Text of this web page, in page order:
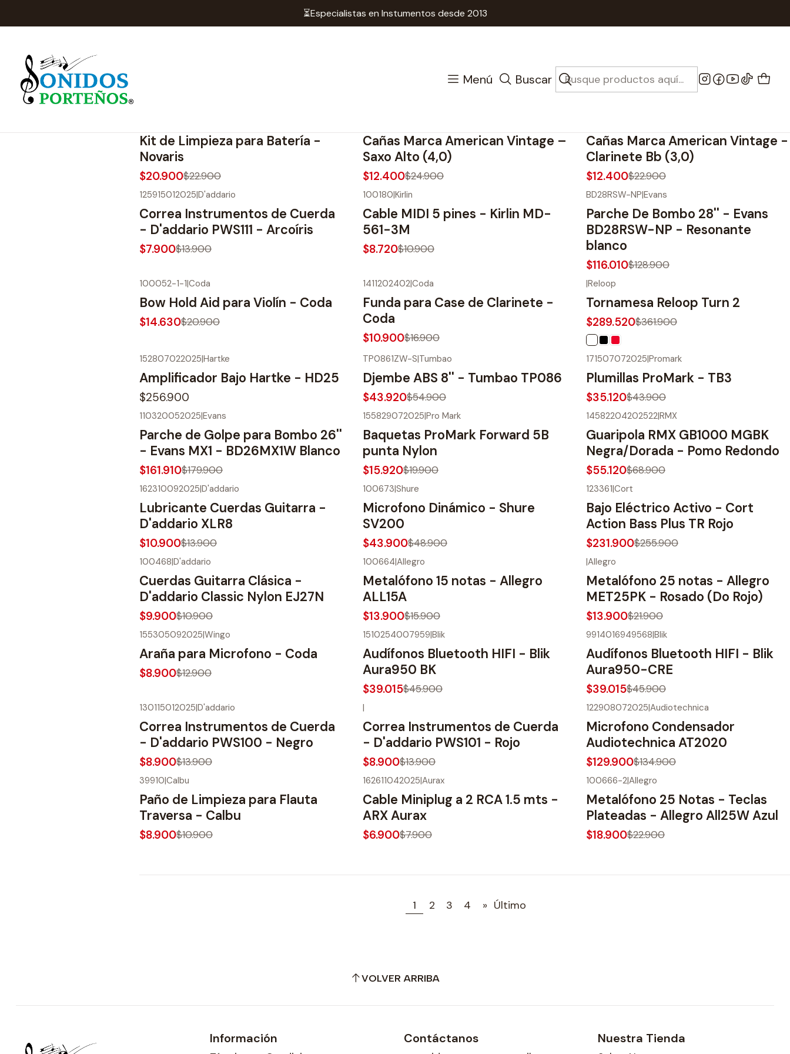
Menú Buscar
⏳Especialistas en Instumentos desde 2013
Inicio Ofertas!
Kit de Limpieza para Batería -
Novaris
$20.900$22.900
Cañas Marca American Vintage –
Saxo Alto (4,0)
$12.400$24.900
Cañas Marca American Vintage -
Clarinete Bb (3,0)
$12.400$22.900
125915012025|D'addario
Correa Instrumentos de Cuerda
- D'addario PWS111 - Arcoíris
$7.900$13.900
OFF
100180|Kirlin
Cable MIDI 5 pines - Kirlin MD-
561-3M
$8.720$10.900
BD28RSW-NP|Evans
Parche De Bombo 28'' - Evans
BD28RSW-NP - Resonante
blanco
$116.010$128.900
100052-1-1|Coda
Bow Hold Aid para Violín - Coda
$14.630$20.900
1411202402|Coda
Funda para Case de Clarinete -
Coda
$10.900$16.900
OFF
|Reloop
Tornamesa Reloop Turn 2
$289.520$361.900
152807022025|Hartke
Amplificador Bajo Hartke - HD25
$256.900
TP0861ZW-S|Tumbao
Djembe ABS 8'' - Tumbao TP086
$43.920$54.900
171507072025|Promark
Plumillas ProMark - TB3
$35.120$43.900
110320052025|Evans
Parche de Golpe para Bombo 26''
- Evans MX1 - BD26MX1W Blanco
$161.910$179.900
155829072025|Pro Mark
Baquetas ProMark Forward 5B
punta Nylon
$15.920$19.900
14582204202522|RMX
Guaripola RMX GB1000 MGBK
Negra/Dorada - Pomo Redondo
$55.120$68.900
162310092025|D'addario
Lubricante Cuerdas Guitarra -
D'addario XLR8
$10.900$13.900
OFF
100673|Shure
Microfono Dinámico - Shure
SV200
$43.900$48.900
OFF
123361|Cort
Bajo Eléctrico Activo - Cort
Action Bass Plus TR Rojo
$231.900$255.900
OFF
100468|D'addario
Cuerdas Guitarra Clásica -
D'addario Classic Nylon EJ27N
$9.900$10.900
OFF
100664|Allegro
Metalófono 15 notas - Allegro
ALL15A
$13.900$15.900
-37%
|Allegro
Metalófono 25 notas - Allegro
MET25PK - Rosado (Do Rojo)
$13.900$21.900
155305092025|Wingo
Araña para Microfono - Coda
$8.900$12.900
1510254007959|Blik
Audífonos Bluetooth HIFI - Blik
Aura950 BK
$39.015$45.900
9914016949568|Blik
Audífonos Bluetooth HIFI - Blik
Aura950-CRE
$39.015$45.900
130115012025|D'addario
Correa Instrumentos de Cuerda
- D'addario PWS100 - Negro
$8.900$13.900
|
Correa Instrumentos de Cuerda
- D'addario PWS101 - Rojo
$8.900$13.900
122908072025|Audiotechnica
Microfono Condensador
Audiotechnica AT2020
$129.900$134.900
OFF
39910|Calbu
Paño de Limpieza para Flauta
Traversa - Calbu
$8.900$10.900
162611042025|Aurax
Cable Miniplug a 2 RCA 1.5 mts -
ARX Aurax
$6.900$7.900
100666-2|Allegro
Metalófono 25 Notas - Teclas
Plateadas - Allegro All25W Azul
$18.900$22.900
1 2 3 4 » Último
VOLVER ARRIBA
Información Contáctanos Nuestra Tienda